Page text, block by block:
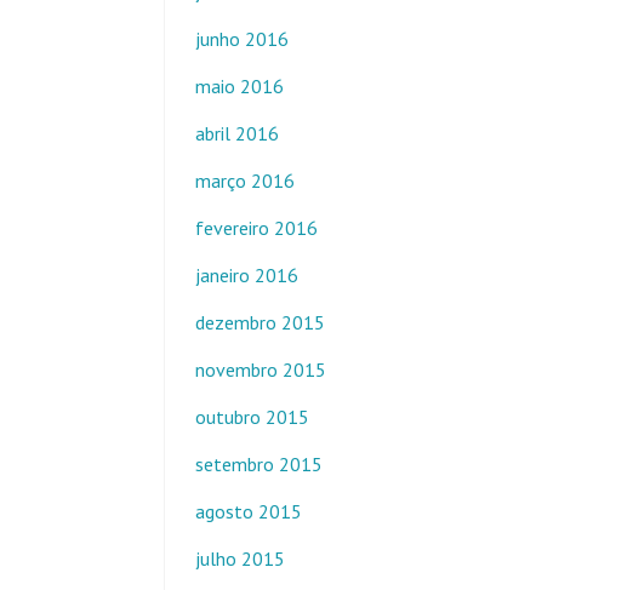
junho 2016
maio 2016
abril 2016
março 2016
fevereiro 2016
janeiro 2016
dezembro 2015
novembro 2015
outubro 2015
setembro 2015
agosto 2015
julho 2015